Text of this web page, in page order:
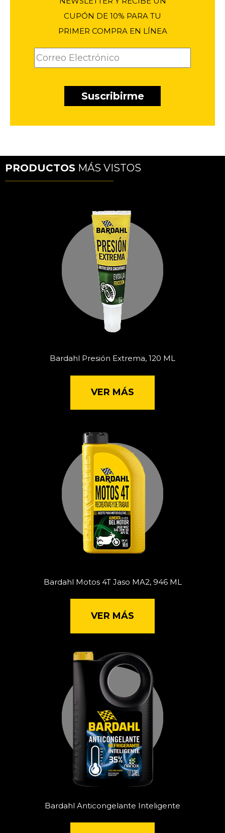
CUPÓN DE 10% PARA TU
PRIMER COMPRA EN LÍNEA
PRODUCTOS MÁS VISTOS
Bardahl Presión Extrema, 120 ML
VER MÁS
Bardahl Motos 4T Jaso MA2, 946 ML
VER MÁS
Bardahl Anticongelante Inteligente